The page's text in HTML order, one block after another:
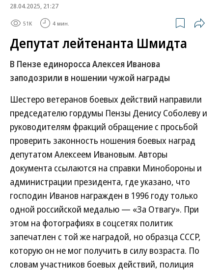
28.04.2025, 21:27
51K 4 мин.
Депутат лейтенанта Шмидта
В Пензе единоросса Алексея Иванова
заподозрили в ношении чужой награды
Шестеро ветеранов боевых действий направили
председателю гордумы Пензы Денису Соболеву и
руководителям фракций обращение с просьбой
проверить законность ношения боевых наград
депутатом Алексеем Ивановым. Авторы
документа ссылаются на справки Минобороны и
администрации президента, где указано, что
господин Иванов награжден в 1996 году только
одной российской медалью — «За Отвагу». При
этом на фотографиях в соцсетях политик
запечатлен с той же наградой, но образца СССР,
которую он не мог получить в силу возраста. По
словам участников боевых действий, полиция